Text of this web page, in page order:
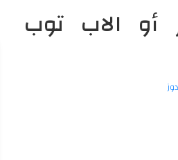
أو الاب توب